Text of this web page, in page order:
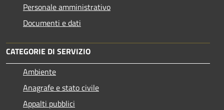
Personale amministrativo
Documenti e dati
CATEGORIE DI SERVIZIO
Ambiente
Anagrafe e stato civile
Appalti pubblici